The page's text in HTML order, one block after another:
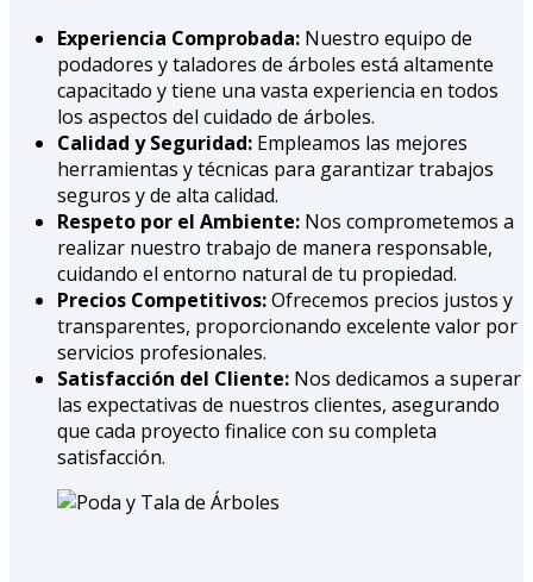
Experiencia Comprobada: Nuestro equipo de
podadores y taladores de árboles está altamente
capacitado y tiene una vasta experiencia en todos
los aspectos del cuidado de árboles.
Calidad y Seguridad: Empleamos las mejores
herramientas y técnicas para garantizar trabajos
seguros y de alta calidad.
Respeto por el Ambiente: Nos comprometemos a
realizar nuestro trabajo de manera responsable,
cuidando el entorno natural de tu propiedad.
Precios Competitivos:Ofrecemos precios justos y
transparentes, proporcionando excelente valor por
servicios profesionales.
Satisfacción del Cliente: Nos dedicamos a superar
las expectativas de nuestros clientes, asegurando
que cada proyecto finalice con su completa
satisfacción.